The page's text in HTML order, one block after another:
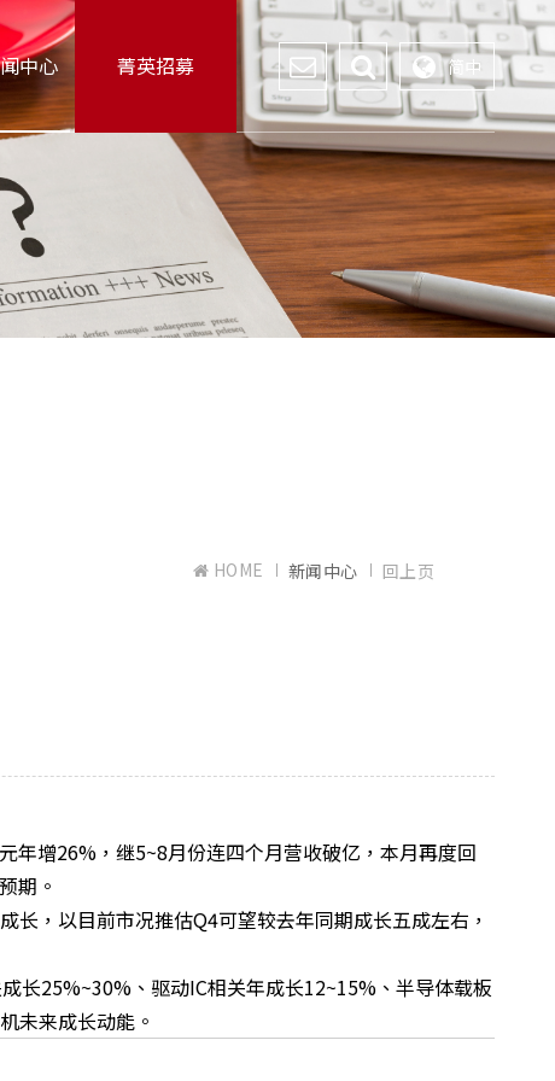
中心 菁英招募 简中
HOME 新闻中心 回上页
年增26% ，继5~8月份连四个月营收破亿，本月再度回
期。
长，以目前市况推估Q4可望较去年同期成长五成左右，
长25%~30% 、驱动IC相关年成长12~15% 、半导体载板
未来成长动能。